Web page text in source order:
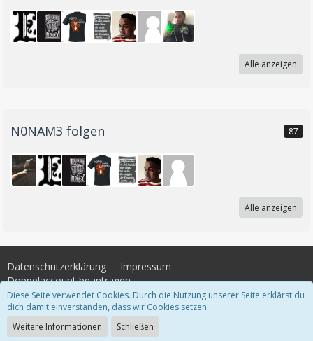
Alle anzeigen
N0NAM3 folgen 87
Alle anzeigen
Datenschutzerklärung
Impressum
Doppelaccount beantragen
Community-Software:
Diese Seite verwendet Cookies. Durch die Nutzung unserer Seite erklärst du
dich damit einverstanden, dass wir Cookies setzen.
Weitere Informationen
Schließen